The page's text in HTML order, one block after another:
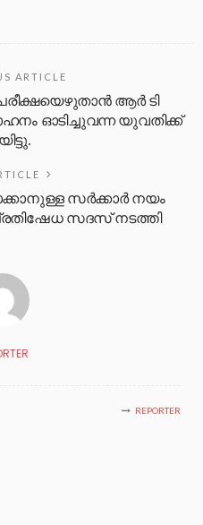
ARTICLE
ആർ ടി
ഓടിച്ചുവന്ന യുവതിക്ക്
സർക്കാർ നയം
സദസ് നടത്തി
REPORTER